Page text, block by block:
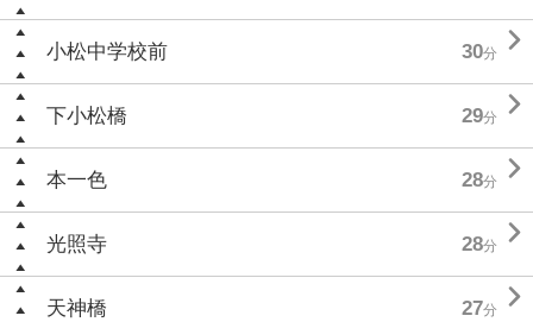
小松中学校前 30分 
下小松橋 29分 
本一色 28分 
光照寺 28分 
天神橋 27分 